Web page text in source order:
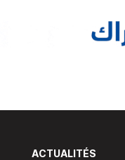
ACTUALITÉS